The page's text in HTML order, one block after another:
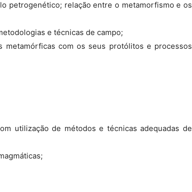
petrogenético; relação entre o metamorfismo e os
e técnicas de campo;
metamórficas com os seus protólitos e processos
utilização de métodos e técnicas adequadas de